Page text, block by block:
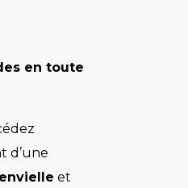
en toute
d’une
et